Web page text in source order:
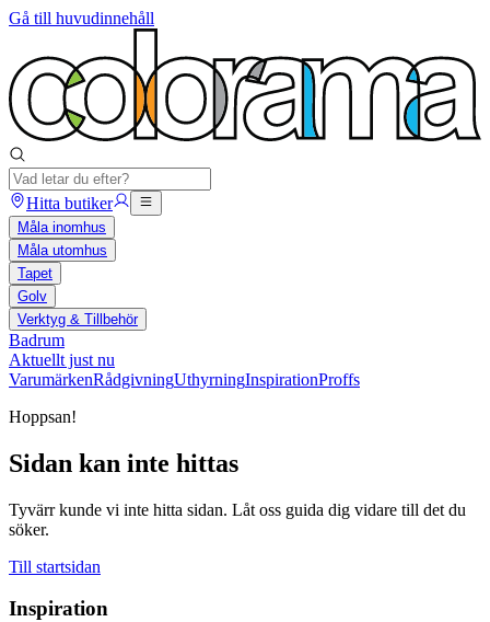
Gå till huvudinnehåll
Hitta butiker
Måla inomhus
Måla utomhus
Tapet
Golv
Verktyg & Tillbehör
Badrum
Aktuellt just nu
VarumärkenRådgivningUthyrningInspirationProffs
Hoppsan!
Sidan kan inte hittas
Tyvärr kunde vi inte hitta sidan. Låt oss guida dig vidare till det du
söker.
Till startsidan
Inspiration